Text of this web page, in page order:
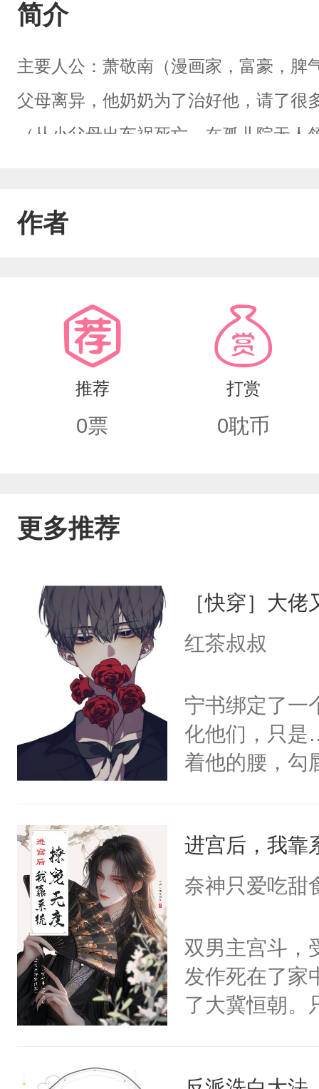
简介
主要人公：萧敬南（漫画家，富豪，脾
父母离异，他奶奶为了治好他，请了很
（从小父母出车祸死亡，在孤儿院无
个宿舍，成年后和薛昂出去找工作，
作者
推荐
0票
打赏
0耽币
更多推荐
［快穿］大
红茶叔叔
宁书绑定了一
化他们，只是
着他的腰，勾
来，给老公亲
用力——为你
进宫后，我靠
奈神只爱吃甜
双男主宫斗，
发作死在了家
了大冀恒朝。